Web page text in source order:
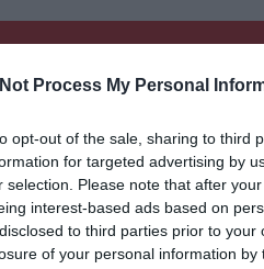
Process My Personal
opt-out of the sale, sharing to third
for targeted advertising by
selection. Please note that after
interest-based ads based on
to third parties prior to
of your personal information by
Vintage Caravan